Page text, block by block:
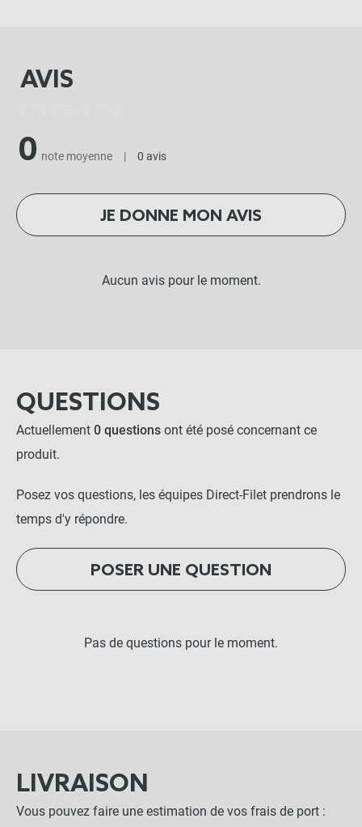
AVIS
0 note moyenne | 0 avis
JE DONNE MON AVIS
Aucun avis pour le moment.
QUESTIONS
Actuellement 0 questions ont été posé concernant ce
produit.
Posez vos questions, les équipes Direct-Filet prendrons le
temps d'y répondre.
POSER UNE QUESTION
Pas de questions pour le moment.
LIVRAISON
Vous pouvez faire une estimation de vos frais de port :